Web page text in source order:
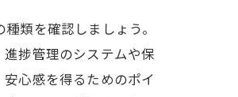
類を確認しましょう。
捗管理のシステムや保
心感を得るためのポイ